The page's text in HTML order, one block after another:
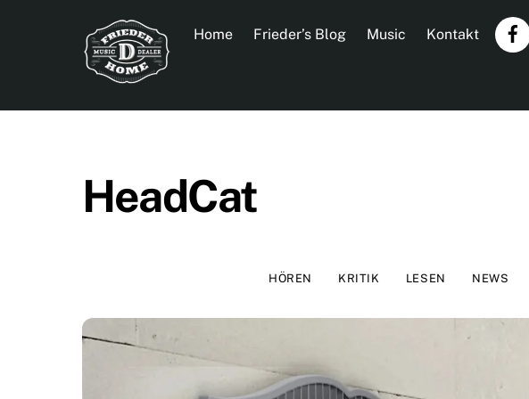
Home Frieder’s Blog Music Kontakt
HeadCat
HÖREN KRITIK LESEN NEWS